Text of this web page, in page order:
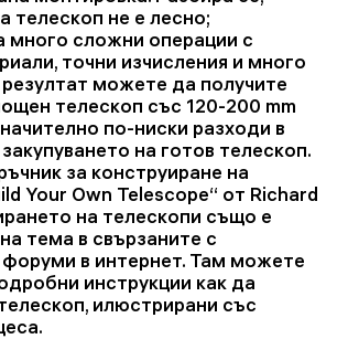
телескоп не е лесно;
много сложни операции с
точни изчисления и много
можете да получите
телескоп със 120-200 mm
по-ниски разходи в
на готов телескоп.
за конструиране на
Your Own Telescope“ от Richard
на телескопи също е
тема в свързаните с
в интернет. Там можете
инструкции как да
илюстрирани със